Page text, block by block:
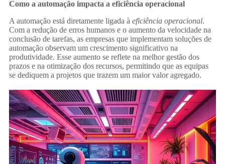
Como a automação impacta a eficiência operacional
A automação está diretamente ligada à eficiência operacional.
Com a redução de erros humanos e o aumento da velocidade na
conclusão de tarefas, as empresas que implementam soluções de
automação observam um crescimento significativo na
produtividade. Esse aumento se reflete na melhor gestão dos
prazos e na otimização dos recursos, permitindo que as equipas
se dediquem a projetos que trazem um maior valor agregado.